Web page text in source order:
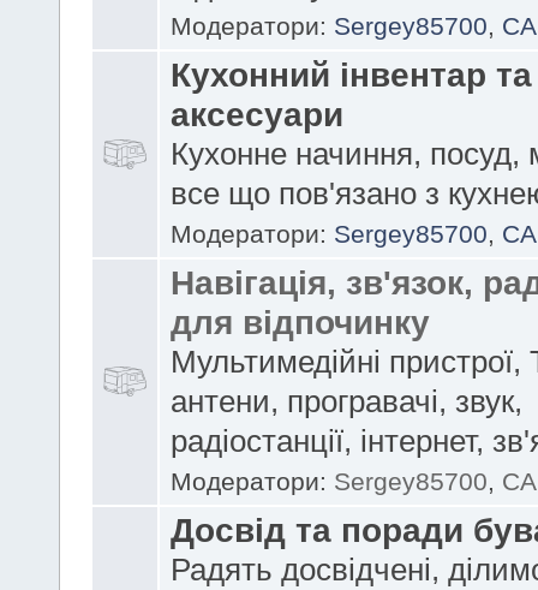
Модератори: Sergey85700,
Кухонний інвентар та
аксесуари
Кухонне начиння, посуд,
все що пов'язано з
Модератори: Sergey85700,
Навігація, зв'язок,
для відпочинку
Мультимедійні пристрої,
антени, програвачі, звук,
радіостанції, інтернет,
Модератори: Sergey85700,
Досвід та поради
Радять досвідчені,